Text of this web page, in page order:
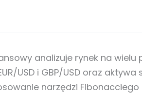
analizuje rynek na wielu
USD i GBP/USD oraz
narzędzi Fibonacciego